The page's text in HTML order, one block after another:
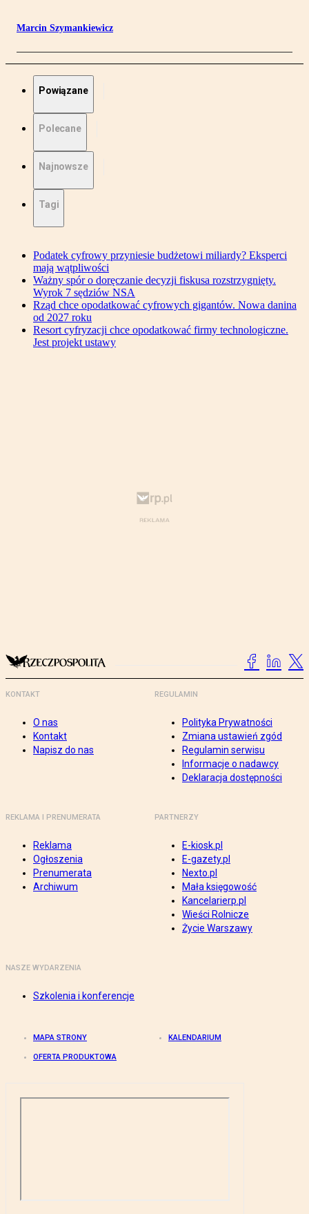
Marcin Szymankiewicz
Powiązane
Polecane
Najnowsze
Tagi
Podatek cyfrowy przyniesie budżetowi miliardy? Eksperci
mają wątpliwości
Ważny spór o doręczanie decyzji fiskusa rozstrzygnięty.
Wyrok 7 sędziów NSA
Rząd chce opodatkować cyfrowych gigantów. Nowa danina
od 2027 roku
Resort cyfryzacji chce opodatkować firmy technologiczne.
Jest projekt ustawy
KONTAKT
O nas
Kontakt
Napisz do nas
REGULAMIN
Polityka Prywatności
Zmiana ustawień zgód
Regulamin serwisu
Informacje o nadawcy
Deklaracja dostępności
REKLAMA I PRENUMERATA
Reklama
Ogłoszenia
Prenumerata
Archiwum
PARTNERZY
E-kiosk.pl
E-gazety.pl
Nexto.pl
Mała księgowość
Kancelarierp.pl
Wieści Rolnicze
Życie Warszawy
NASZE WYDARZENIA
Szkolenia i konferencje
MAPA STRONY KALENDARIUM
OFERTA PRODUKTOWA